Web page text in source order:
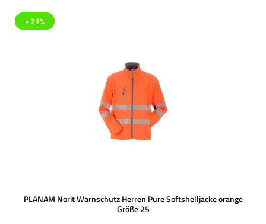
- 21%
PLANAM Norit Warnschutz Herren Pure Softshelljacke orange
Größe 25